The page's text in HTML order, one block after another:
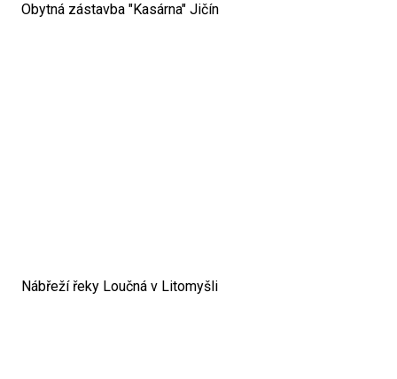
Obytná zástavba "Kasárna" Jičín
Nábřeží řeky Loučná v Litomyšli